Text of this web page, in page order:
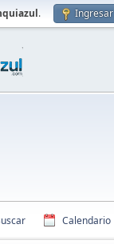
. Ingresar
Calendario